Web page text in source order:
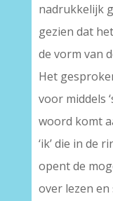
nadrukkelijk
gezien dat
de vorm van
Het
voor middels
woord komt
‘ik’ die in de
opent de
over lezen